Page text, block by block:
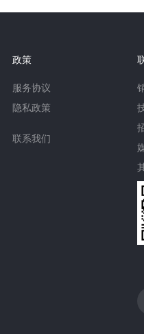
政策
服务协议
隐私政策
联系我们